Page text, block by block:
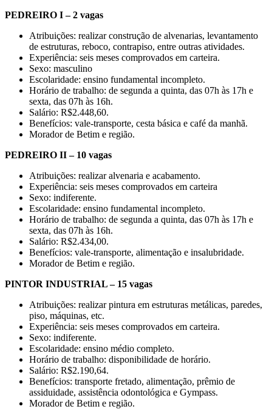
PEDREIRO I – 2 vagas
Atribuições: realizar construção de alvenarias, levantamento
de estruturas, reboco, contrapiso, entre outras atividades.
Experiência: seis meses comprovados em carteira.
Sexo: masculino
Escolaridade: ensino fundamental incompleto.
Horário de trabalho: de segunda a quinta, das 07h às 17h e
sexta, das 07h às 16h.
Salário: R$2.448,60.
Benefícios: vale-transporte, cesta básica e café da manhã.
Morador de Betim e região.
PEDREIRO II – 10 vagas
Atribuições: realizar alvenaria e acabamento.
Experiência: seis meses comprovados em carteira
Sexo: indiferente.
Escolaridade: ensino fundamental incompleto.
Horário de trabalho: de segunda a quinta, das 07h às 17h e
sexta, das 07h às 16h.
Salário: R$2.434,00.
Benefícios: vale-transporte, alimentação e insalubridade.
Morador de Betim e região.
PINTOR INDUSTRIAL – 15 vagas
Atribuições: realizar pintura em estruturas metálicas, paredes,
piso, máquinas, etc.
Experiência: seis meses comprovados em carteira.
Sexo: indiferente.
Escolaridade: ensino médio completo.
Horário de trabalho: disponibilidade de horário.
Salário: R$2.190,64.
Benefícios: transporte fretado, alimentação, prêmio de
assiduidade, assistência odontológica e Gympass.
Morador de Betim e região.